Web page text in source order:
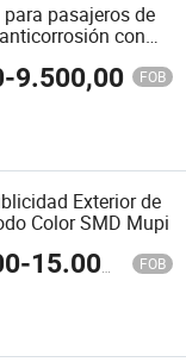
pasajeros de
con
de autobús
-9.500,00 FOB
Exterior de
Color SMD Mupi
-15.000,00 FOB